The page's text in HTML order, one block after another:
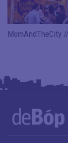
MomAndTheCity